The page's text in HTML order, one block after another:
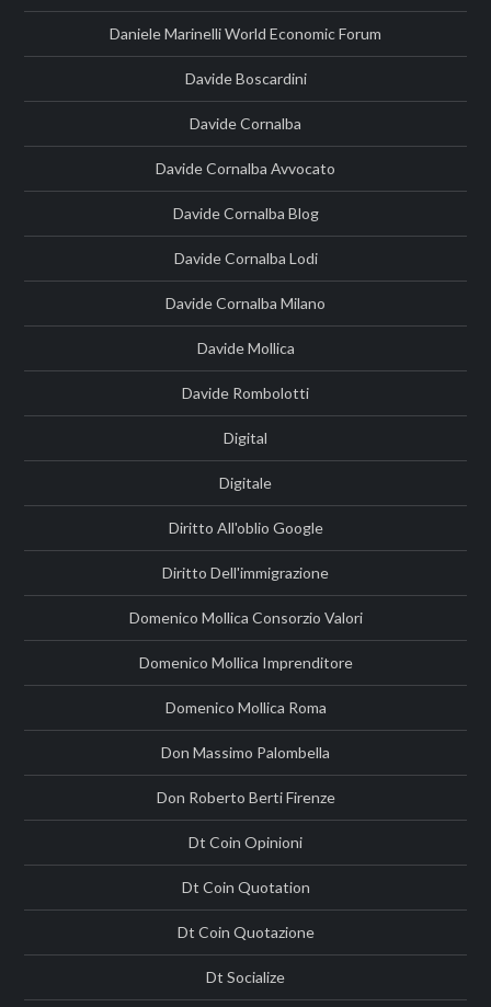
Daniele Marinelli World Economic Forum
Davide Boscardini
Davide Cornalba
Davide Cornalba Avvocato
Davide Cornalba Blog
Davide Cornalba Lodi
Davide Cornalba Milano
Davide Mollica
Davide Rombolotti
Digital
Digitale
Diritto All'oblio Google
Diritto Dell'immigrazione
Domenico Mollica Consorzio Valori
Domenico Mollica Imprenditore
Domenico Mollica Roma
Don Massimo Palombella
Don Roberto Berti Firenze
Dt Coin Opinioni
Dt Coin Quotation
Dt Coin Quotazione
Dt Socialize